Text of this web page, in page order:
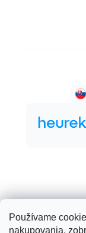
Používame
nakupovania,